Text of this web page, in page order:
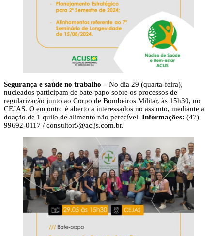
Segurança e saúde no trabalho – No dia 29 (quarta-feira),
nucleados participam de bate-papo sobre os processos de
regularização junto ao Corpo de Bombeiros Militar, às 15h30, no
CEJAS. O encontro é aberto a interessados no assunto, mediante a
doação de 1 quilo de alimento não perecível. Informações: (47)
99692-0117 / consultor5@acijs.com.br.